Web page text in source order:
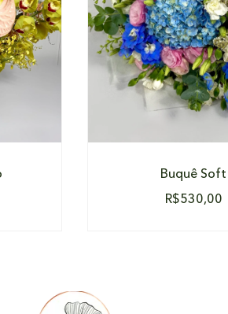
DETALHES
Buquê Soft
R$530,00